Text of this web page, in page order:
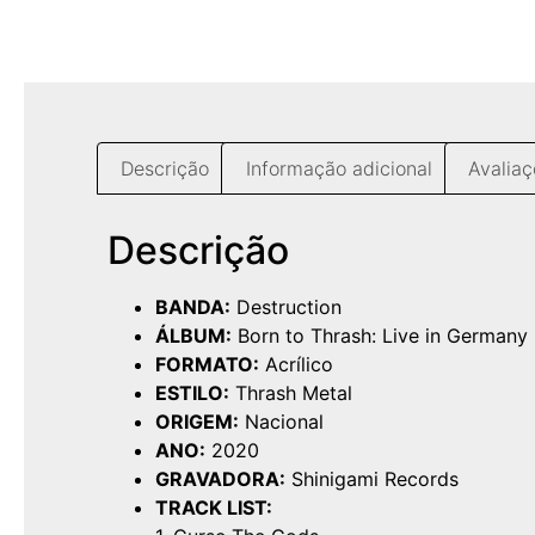
Descrição Informação adicional
Descrição
BANDA: Destruction
ÁLBUM: Born to Thrash: Live in Germany
FORMATO: Acrílico
ESTILO: Thrash Metal
ORIGEM: Nacional
ANO: 2020
GRAVADORA: Shinigami Records
TRACK LIST: